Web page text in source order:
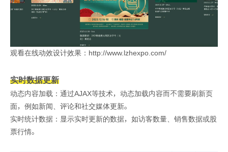
观看在线动效设计效果：http://www.lzhexpo.com/
实时数据更新
动态内容加载：通过AJAX等技术，动态加载内容而不需要刷新页
面，例如新闻、评论和社交媒体更新。
实时统计数据：显示实时更新的数据，如访客数量、销售数据或股
票行情。